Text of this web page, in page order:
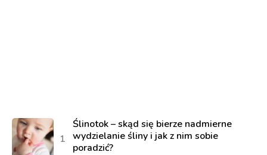
Ślinotok – skąd się bierze nadmierne
wydzielanie śliny i jak z nim sobie
poradzić?